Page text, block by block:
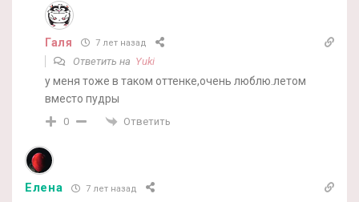
Галя 7 лет назад
Ответить на Yuki
у меня тоже в таком оттенке,очень люблю.летом
вместо пудры
0 Ответить
Елена 7 лет назад